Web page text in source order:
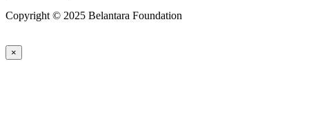
Copyright © 2025 Belantara Foundation
×